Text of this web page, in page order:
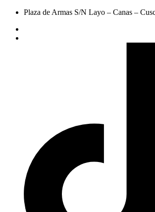
Plaza de Armas S/N Layo – Canas –